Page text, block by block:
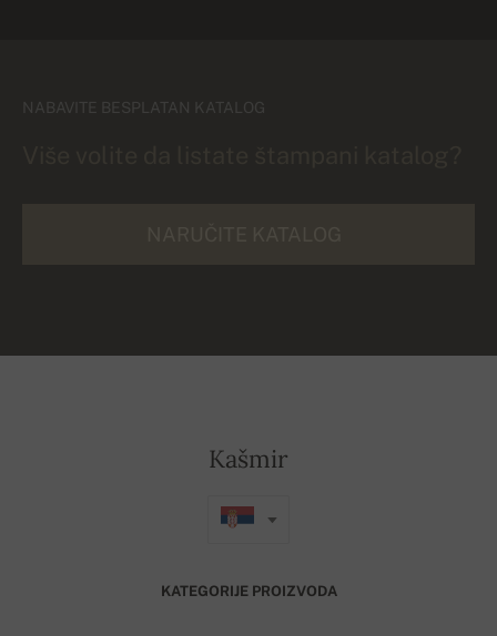
NABAVITE BESPLATAN KATALOG
Kašmir
KATEGORIJE PROIZVODA